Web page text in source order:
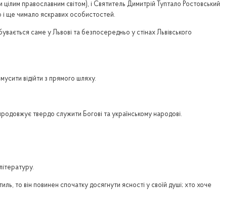
православним світом), і Святитель Димитрій Туптало Ростовський
і ще чимало яскравих особистостей.
саме у Львові та безпосередньо у стінах Львівського
відійти з прямого шляху.
твердо служити Богові та українському народові.
то він повинен спочатку досягнути ясності у своїй душі; хто хоче